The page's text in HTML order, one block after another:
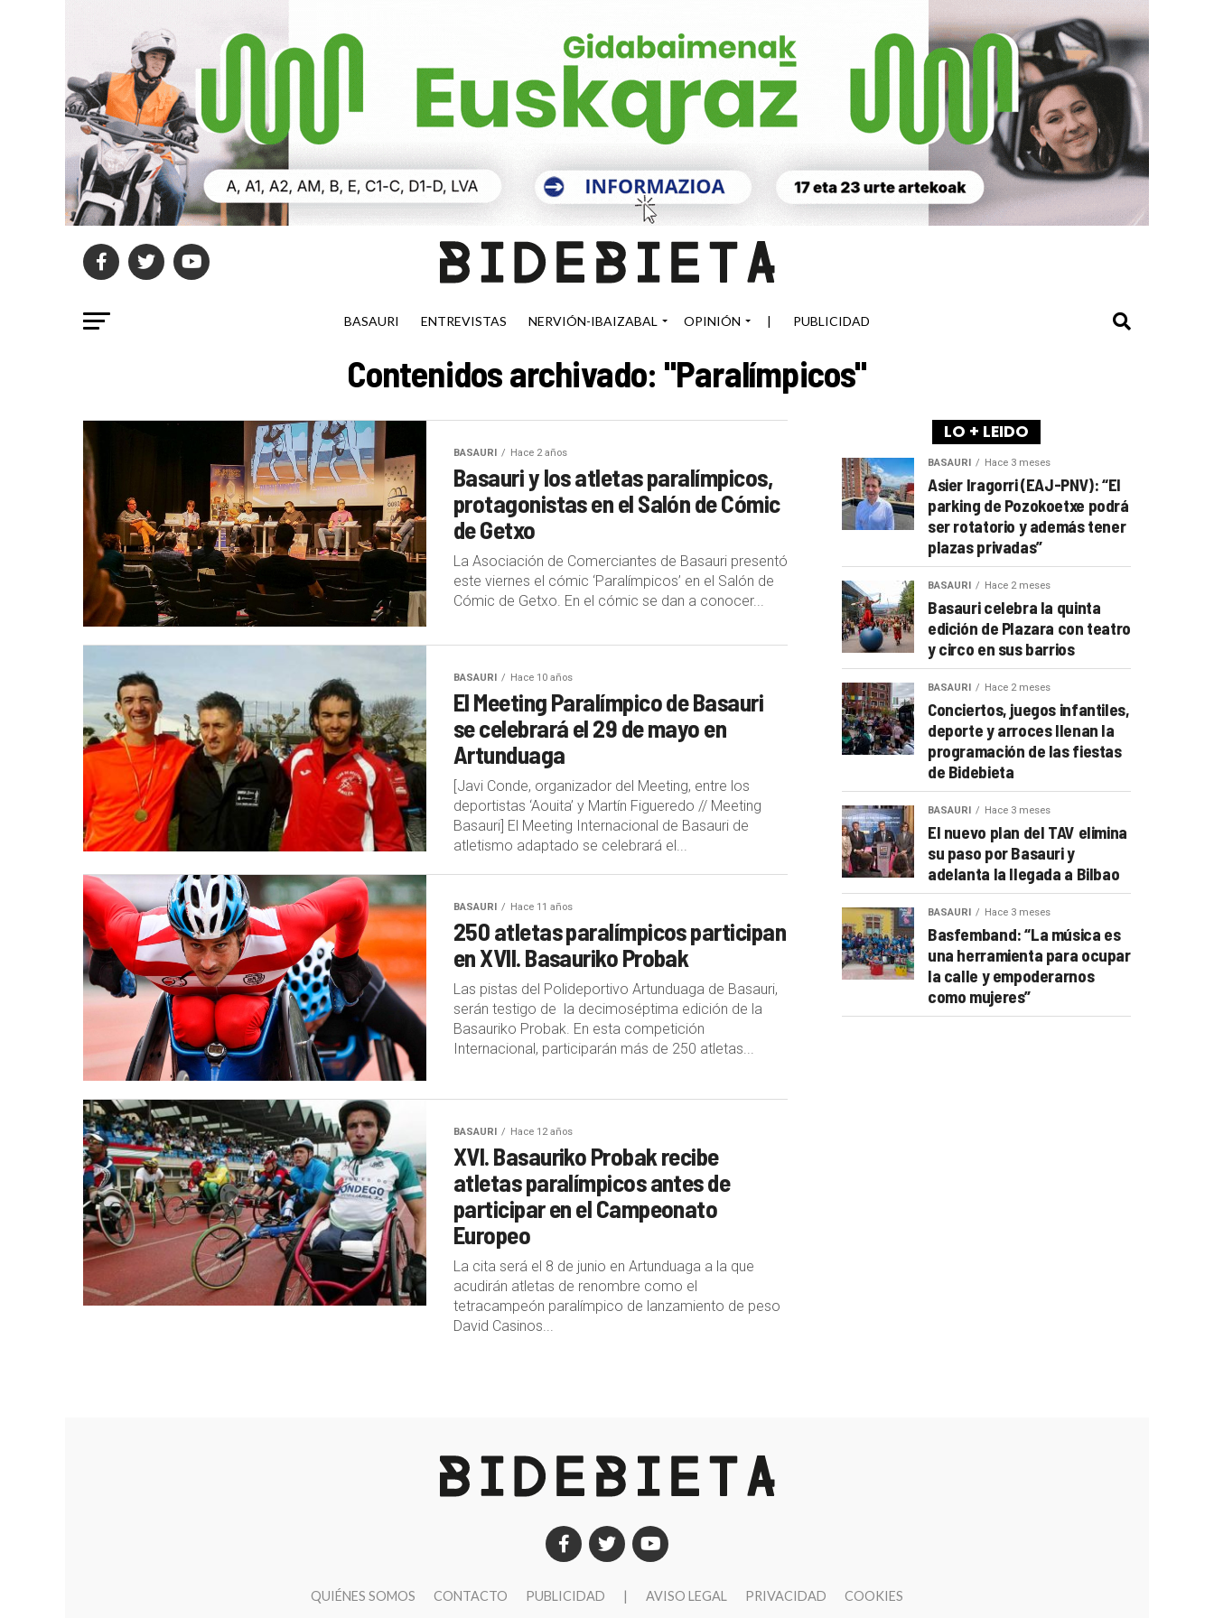
BASAURI ENTREVISTAS NERVIÓN-IBAIZABAL OPINIÓN | PUBLICIDAD
Contenidos archivado: "Paralímpicos"
BASAURI Hace 2 años
Basauri y los atletas paralímpicos,
protagonistas en el Salón de Cómic
de Getxo
La Asociación de Comerciantes de Basauri presentó
este viernes el cómic ‘Paralímpicos’ en el Salón de
Cómic de Getxo. En el cómic se dan a conocer...
BASAURI Hace 10 años
El Meeting Paralímpico de Basauri
se celebrará el 29 de mayo en
Artunduaga
[Javi Conde, organizador del Meeting, entre los
deportistas ‘Aouita’ y Martín Figueredo // Meeting
Basauri] El Meeting Internacional de Basauri de
atletismo adaptado se celebrará el...
BASAURI Hace 11 años
250 atletas paralímpicos participan
en XVII. Basauriko Probak
Las pistas del Polideportivo Artunduaga de Basauri,
serán testigo de la decimoséptima edición de la
Basauriko Probak. En esta competición
Internacional, participarán más de 250 atletas...
BASAURI Hace 12 años
XVI. Basauriko Probak recibe
atletas paralímpicos antes de
participar en el Campeonato
Europeo
La cita será el 8 de junio en Artunduaga a la que
acudirán atletas de renombre como el
tetracampeón paralímpico de lanzamiento de peso
David Casinos...
LO + LEIDO
BASAURI Hace 3 meses
Asier Iragorri (EAJ-PNV): “El
parking de Pozokoetxe podrá
ser rotatorio y además tener
plazas privadas”
BASAURI Hace 2 meses
Basauri celebra la quinta
edición de Plazara con teatro
y circo en sus barrios
BASAURI Hace 2 meses
Conciertos, juegos infantiles,
deporte y arroces llenan la
programación de las fiestas
de Bidebieta
BASAURI Hace 3 meses
El nuevo plan del TAV elimina
su paso por Basauri y
adelanta la llegada a Bilbao
BASAURI Hace 3 meses
Basfemband: “La música es
una herramienta para ocupar
la calle y empoderarnos
como mujeres”
QUIÉNES SOMOS CONTACTO PUBLICIDAD | AVISO LEGAL PRIVACIDAD COOKIES